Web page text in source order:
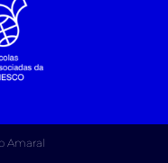
Amaral